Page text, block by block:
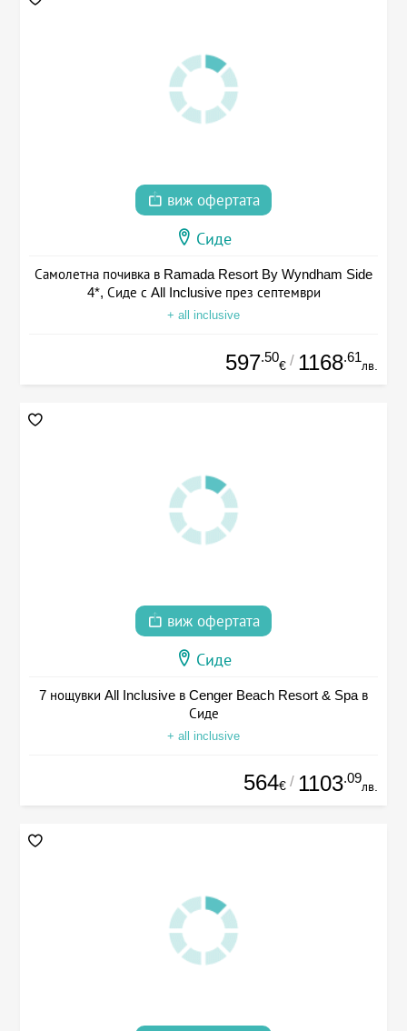
виж офертата
Сиде
Самолетна почивка в Ramada Resort By Wyndham Side
4*, Сиде с All Inclusive през септември
+ all inclusive
597.50
€ / 1168.61
лв.
виж офертата
Сиде
7 нощувки All Inclusive в Cenger Beach Resort & Spa в
Сиде
+ all inclusive
564€ / 1103.09
лв.